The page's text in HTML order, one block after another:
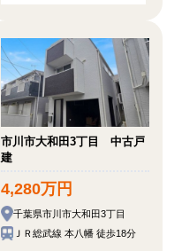
市川市大和田3丁目 中古戸
建
4,280万円
千葉県市川市大和田3丁目
ＪＲ総武線 本八幡 徒歩18分